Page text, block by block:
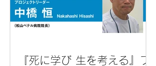
『死に学び 生を考える』プ